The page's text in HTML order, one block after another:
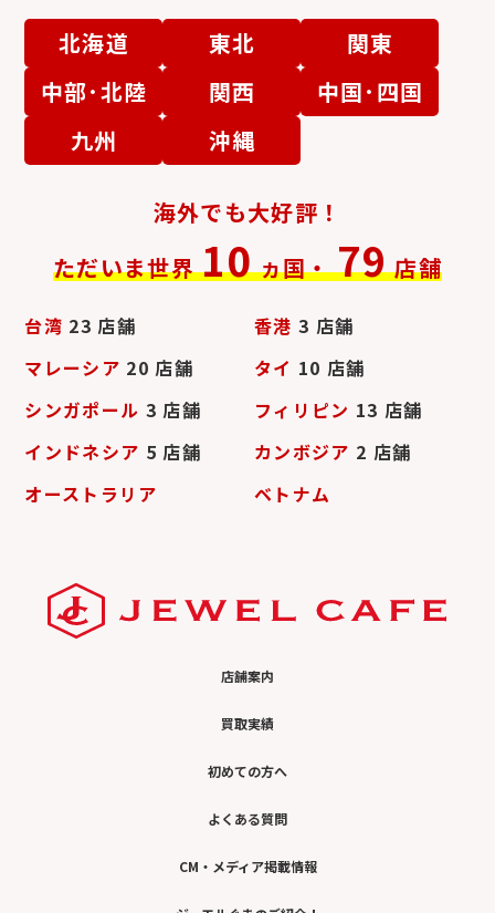
ダイヤモンドネックレ
ダイヤモンドリング
北海道 東北
関東
中部･北陸
関西
中国･四国
九州
沖縄
海外でも大好評！
ただいま世界 10 ヵ国・ 79 店舗
台湾 23 店舗 香港 3 店舗
マレーシア 20 店舗 タイ 10 店舗
シンガポール 3 店舗 フィリピン 13 店舗
インドネシア 5 店舗 カンボジア 2 店舗
オーストラリア
ベトナム
店舗案内
買取実績
初めての方へ
よくある質問
CM・メディア掲載情報